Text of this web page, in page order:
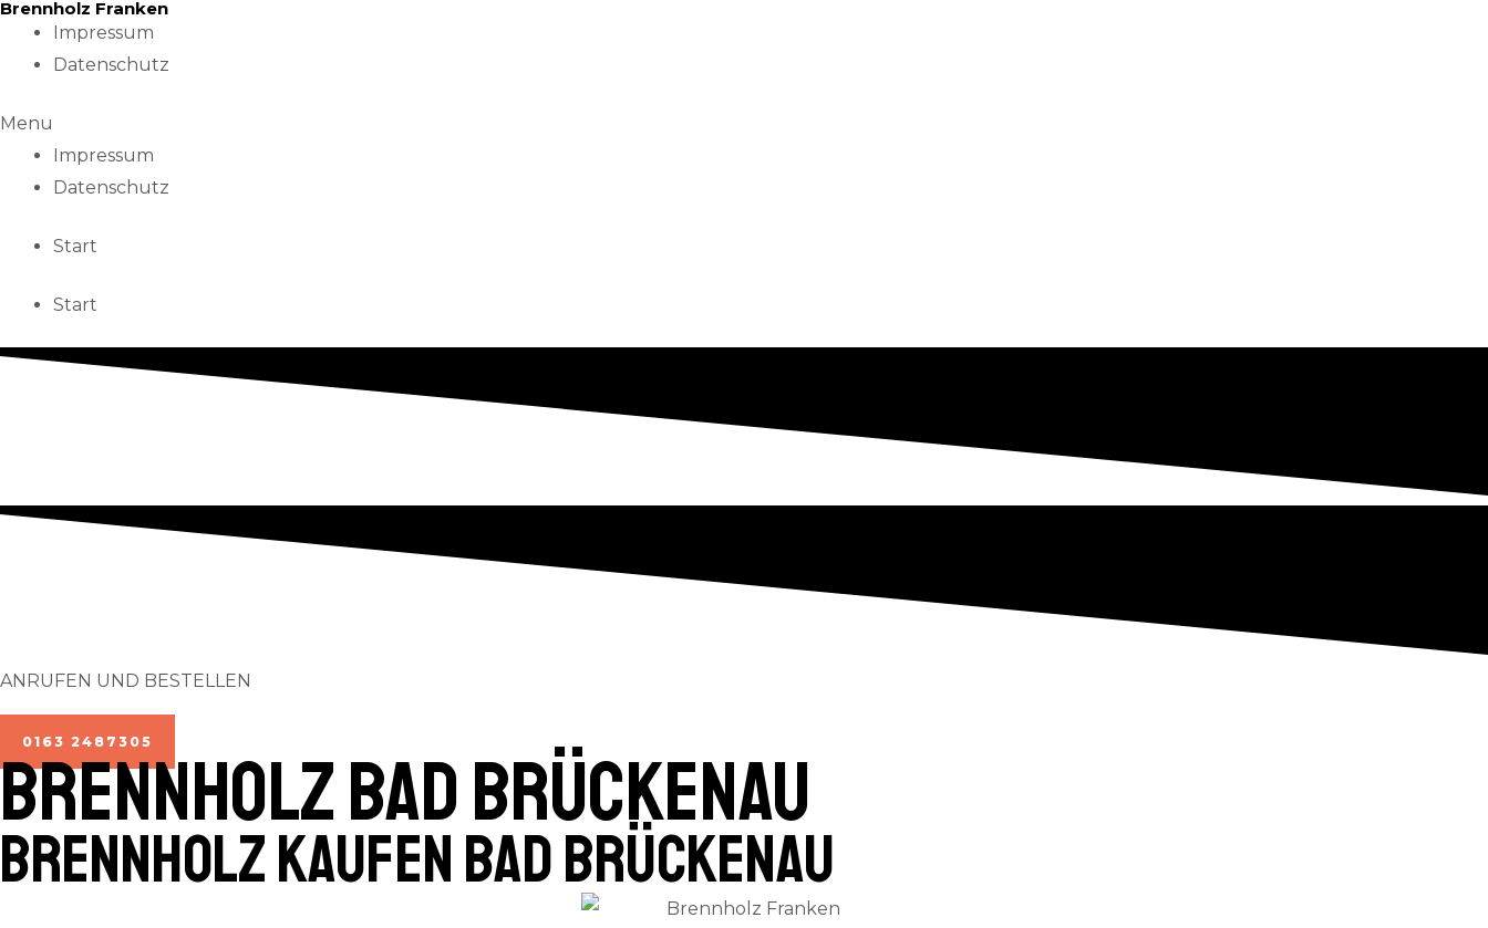
Skip
Brennholz Franken
Impressum
Datenschutz
Menu
Impressum
Datenschutz
Start
Start
ANRUFEN UND BESTELLEN
0163 2487305
BRENNHOLZ Bad Brückenau
Brennholz kaufen Bad Brückenau